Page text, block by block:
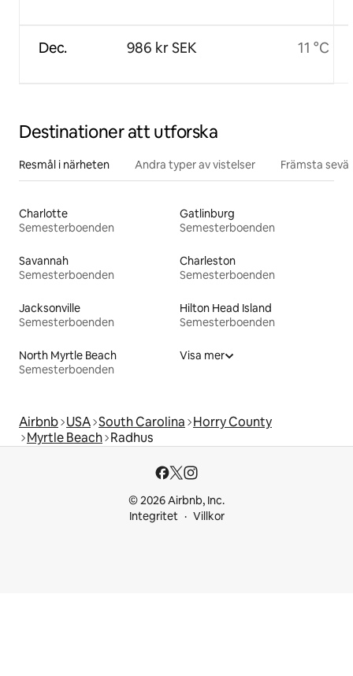
Dec. 986 kr SEK 11 °C
Destinationer att utforska
Resmål i närheten Andra typer av vistelser Främsta
Charlotte
Semesterboenden
Gatlinburg
Semesterboenden
Savannah
Semesterboenden
Charleston
Semesterboenden
Jacksonville
Semesterboenden
Hilton Head Island
Semesterboenden
North Myrtle Beach
Semesterboenden
Visa mer
Airbnb USA South Carolina Horry County
Myrtle Beach Radhus
© 2026 Airbnb, Inc.
Integritet
Villkor